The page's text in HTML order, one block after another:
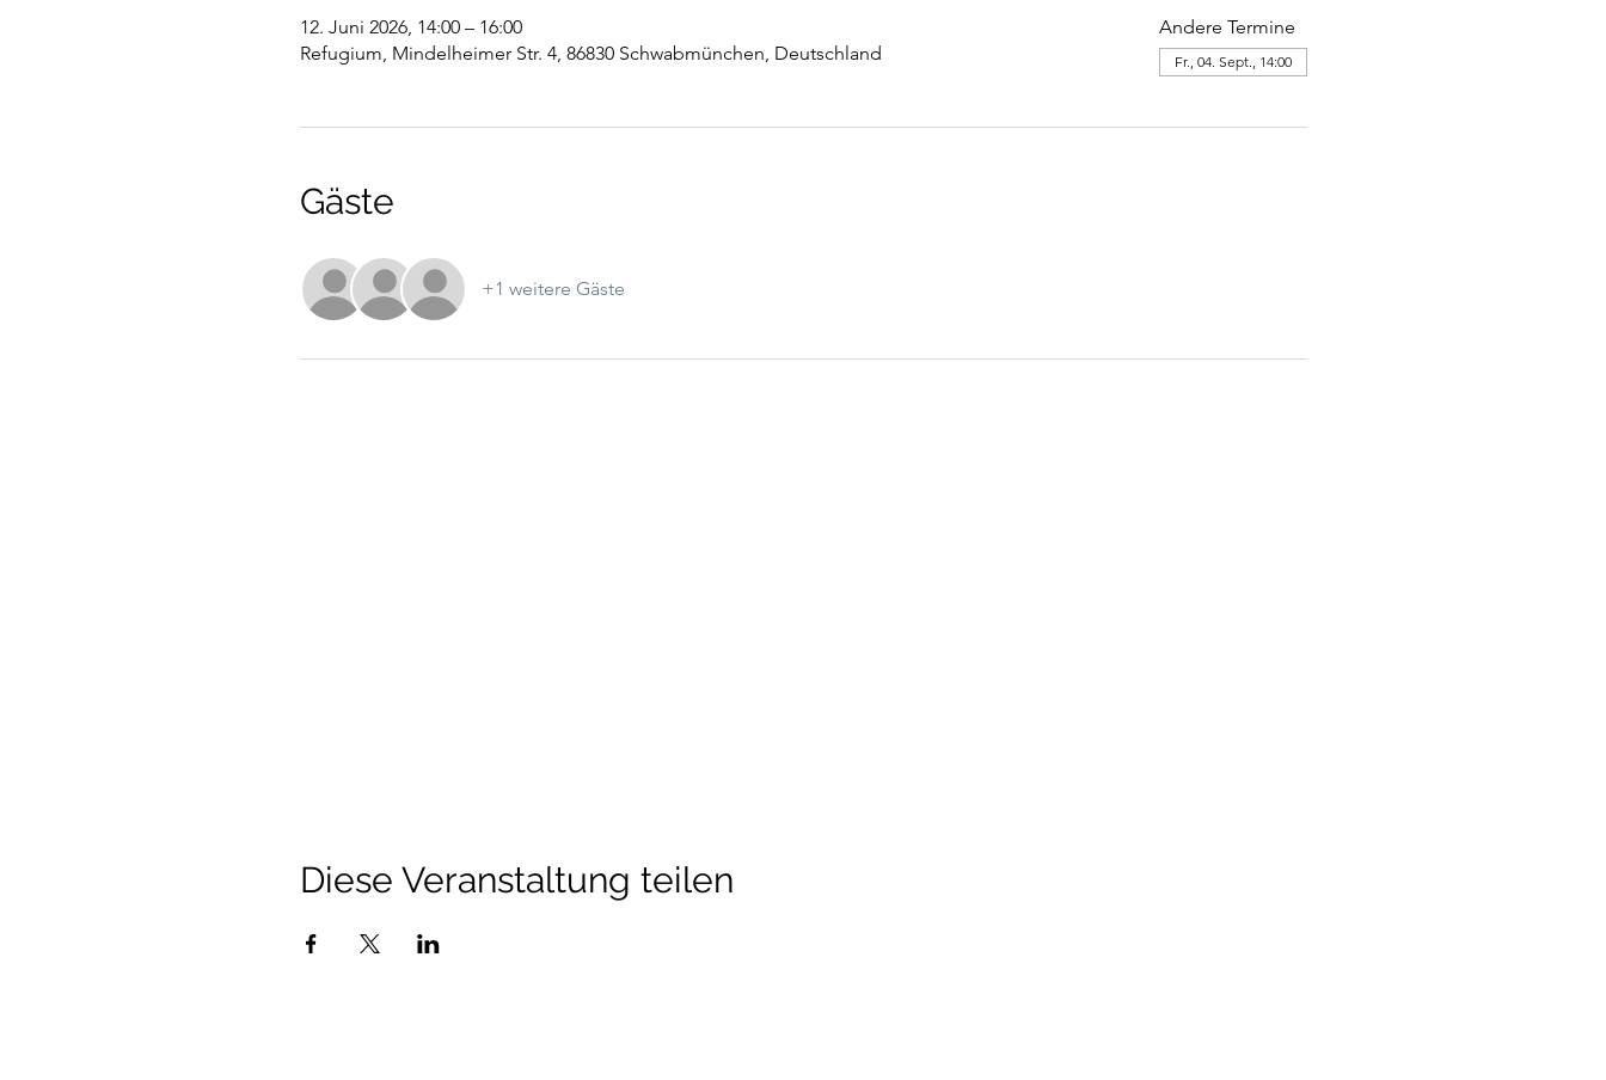
12. Juni 2026, 14:00 – 16:00
Refugium, Mindelheimer Str. 4, 86830 Schwabmünchen, Deutschland
Andere Termine
Fr., 04. Sept., 14:00
Gäste
+1 weitere Gäste
Diese Veranstaltung teilen